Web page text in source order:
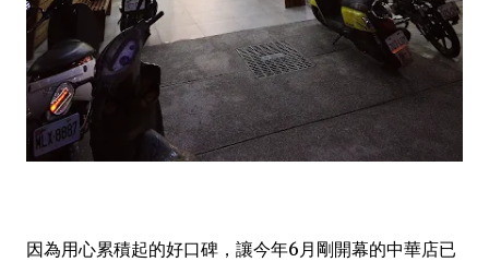
因為用心累積起的好口碑，讓今年6月剛開幕的中華店已